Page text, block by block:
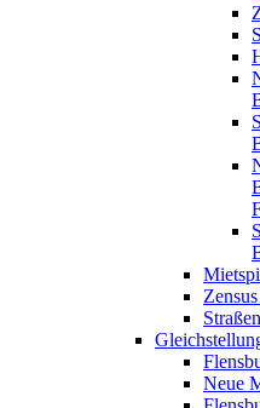
Neue